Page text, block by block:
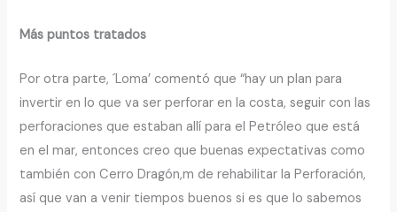
Más puntos tratados
Por otra parte, ´Loma’ comentó que “hay un plan para
invertir en lo que va ser perforar en la costa, seguir con las
perforaciones que estaban allí para el Petróleo que está
en el mar, entonces creo que buenas expectativas como
también con Cerro Dragón,m de rehabilitar la Perforación,
así que van a venir tiempos buenos si es que lo sabemos